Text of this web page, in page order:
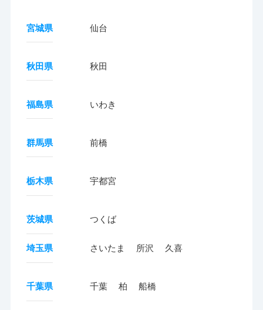
宮城県 仙台
秋田県 秋田
福島県 いわき
群馬県 前橋
栃木県 宇都宮
茨城県 つくば
埼玉県 さいたま 所沢 久喜
千葉県 千葉 柏 船橋